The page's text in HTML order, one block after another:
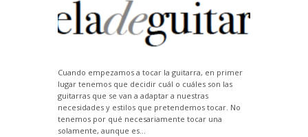
Cuando empezamos a tocar la guitarra, en primer
lugar tenemos que decidir cuál o cuáles son las
guitarras que se van a adaptar a nuestras
necesidades y estilos que pretendemos tocar. No
tenemos por qué necesariamente tocar una
solamente, aunque es...